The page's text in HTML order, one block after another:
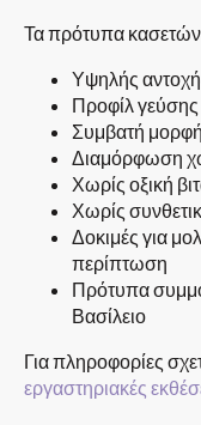
Τα πρότυπα
Υψηλής
Προφίλ
Συμβατή
Διαμόρφωση
Χωρίς οξική
Χωρίς
Δοκιμές για
περίπτωση
Πρότυπα
Βασίλειο
Για πληροφορίες
εργαστηριακές